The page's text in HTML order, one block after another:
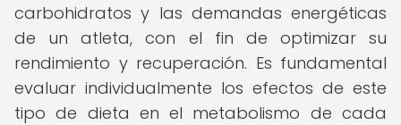
carbohidratos y las demandas energéticas
de un atleta, con el fin de optimizar su
rendimiento y recuperación. Es fundamental
evaluar individualmente los efectos de este
tipo de dieta en el metabolismo de cada